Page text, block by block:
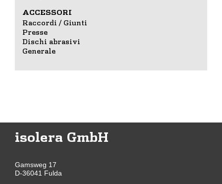
ACCESSORI
Raccordi / Giunti
Presse
Dischi abrasivi
Generale
isolera GmbH
Gamsweg 17
D-36041 Fulda